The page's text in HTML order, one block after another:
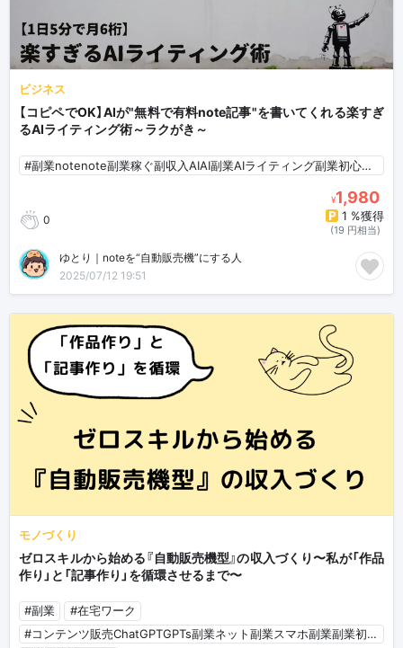
ビジネス
【コピペでOK】AIが"無料で有料note記事"を書いてくれる楽すぎ
るAIライティング術～ラクがき～
#副業notenote副業稼ぐ副収入AIAI副業AIライティング副業初心者AI初心者
0
¥1,980
1 %獲得
(19 円相当)
ゆとり｜noteを“自動販売機”にする人
2025/07/12 19:51
モノづくり
ゼロスキルから始める『自動販売機型』の収入づくり〜私が「作品
作り」と「記事作り」を循環させるまで〜
#副業
#在宅ワーク
#コンテンツ販売ChatGPTGPTs副業ネット副業スマホ副業副業初心者SNSマーケティングTwitterAI